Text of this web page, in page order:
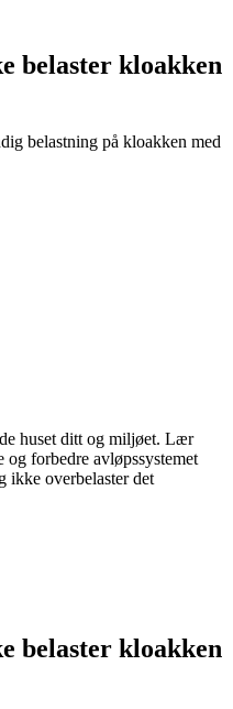
belaster kloakken
belastning på kloakken med
huset ditt og miljøet. Lær
forbedre avløpssystemet
ikke overbelaster det
belaster kloakken